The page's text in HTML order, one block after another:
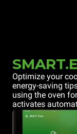
Optimize your
energy-saving
using the oven
activates